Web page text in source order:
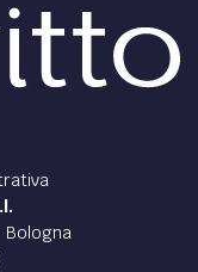
Bologna